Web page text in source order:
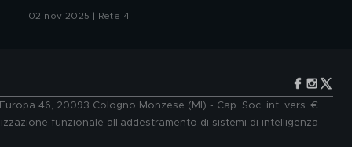
02 nov 2025 | Rete 4
46, 20093 Cologno Monzese (MI) - Cap. Soc. int. vers. €
funzionale all'addestramento di sistemi di intelligenza